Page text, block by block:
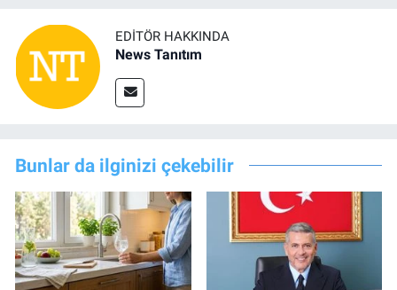
EDITÖR HAKKINDA
News Tanıtım
Bunlar da ilginizi çekebilir